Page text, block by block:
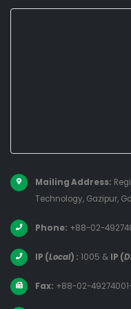
Mailing Address:
Technology, Gazipur,
Phone: +88-02-
IP (Local) : 1005 & IP (
Fax: +88-02-